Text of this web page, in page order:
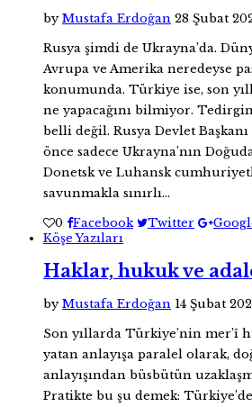
byMustafa Erdoğan 28 Şubat
Rusya şimdi de Ukrayna’da.
Avrupa ve Amerika neredeyse
konumunda. Türkiye ise, son
ne yapacağını bilmiyor.
belli değil. Rusya Devlet
önce sadece Ukrayna’nın
Donetsk ve Luhansk
savunmakla sınırlı…
0
Facebook Twitter
Köşe Yazıları
Haklar, hukuk ve
byMustafa Erdoğan 14 Şubat
Son yıllarda Türkiye’nin mer’î
yatan anlayışa paralel olarak,
anlayışından büsbütün
Pratikte bu şu demek: